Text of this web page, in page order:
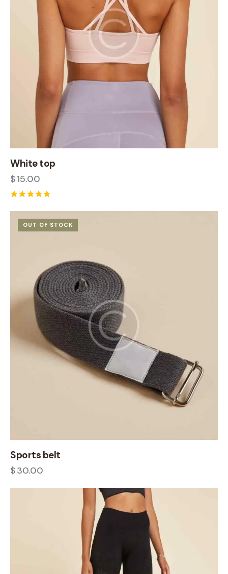
White top
$15.00
out of 5
OUT OF STOCK
Sports belt
$30.00